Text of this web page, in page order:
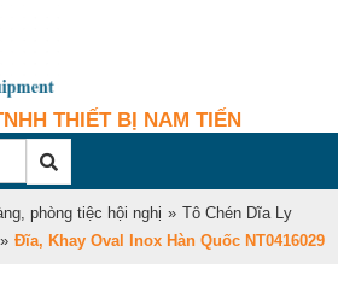
THIẾT BỊ NAM TIẾN
phòng tiệc hội nghị » Tô Chén Dĩa Ly
» Đĩa, Khay Oval Inox Hàn Quốc NT0416029